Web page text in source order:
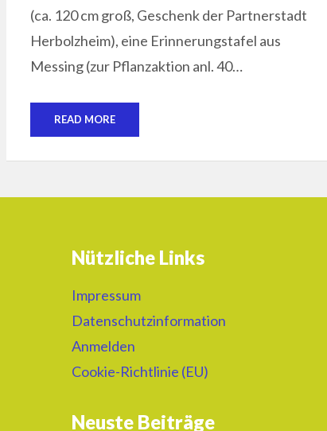
(ca. 120 cm groß, Geschenk der Partnerstadt
Herbolzheim), eine Erinnerungstafel aus
Messing (zur Pflanzaktion anl. 40…
READ MORE
Nützliche Links
Impressum
Datenschutzinformation
Anmelden
Cookie-Richtlinie (EU)
Neuste Beiträge